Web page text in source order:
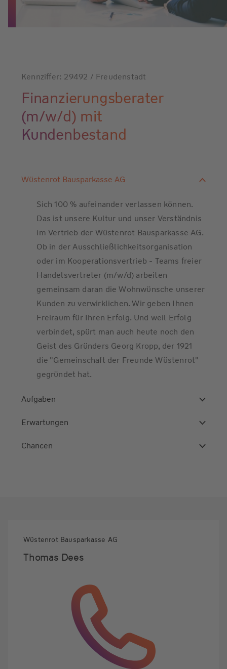
Kennziffer: 29492 / Freudenstadt
Finanzierungsberater
(m/w/d) mit
Kundenbestand
Wüstenrot Bausparkasse AG
Sich 100 % aufeinander verlassen können.
Das ist unsere Kultur und unser Verständnis
im Vertrieb der Wüstenrot Bausparkasse AG.
Ob in der Ausschließlichkeitsorganisation
oder im Kooperationsvertrieb - Teams freier
Handelsvertreter (m/w/d) arbeiten
gemeinsam daran die Wohnwünsche unserer
Kunden zu verwirklichen. Wir geben Ihnen
Freiraum für Ihren Erfolg. Und weil Erfolg
verbindet, spürt man auch heute noch den
Geist des Gründers Georg Kropp, der 1921
die "Gemeinschaft der Freunde Wüstenrot"
gegründet hat.
Aufgaben
Erwartungen
Chancen
Wüstenrot Bausparkasse AG
Thomas Dees